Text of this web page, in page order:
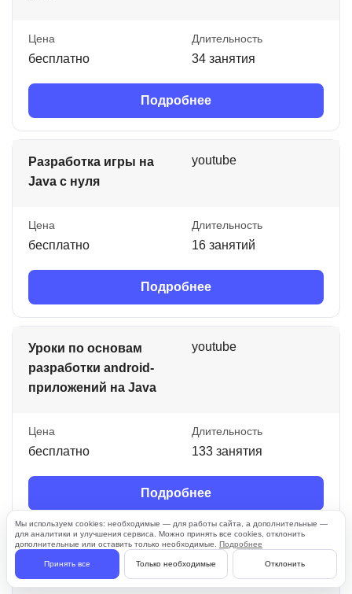
Цена
бесплатно
Длительность
34 занятия
Подробнее
Разработка игры на
Java с нуля
youtube
Цена
бесплатно
Длительность
16 занятий
Подробнее
Уроки по основам
разработки android-
приложений на Java
youtube
Цена
бесплатно
Длительность
133 занятия
Подробнее
Уроки Java для
youtube
Мы используем cookies: необходимые — для работы сайта, а дополнительные —
для аналитики и улучшения сервиса. Можно принять все cookies, отклонить
дополнительные или оставить только необходимые. Подробнее
Принять все Только необходимые Отклонить